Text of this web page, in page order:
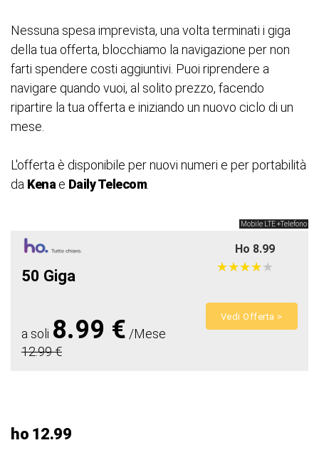
Nessuna spesa imprevista, una volta terminati i giga
della tua offerta, blocchiamo la navigazione per non
farti spendere costi aggiuntivi. Puoi riprendere a
navigare quando vuoi, al solito prezzo, facendo
ripartire la tua offerta e iniziando un nuovo ciclo di un
mese.
L'offerta è disponibile per nuovi numeri e per portabilità
da Kena e Daily Telecom
Mobile LTE +Telefono
Ho 8.99
50 Giga
★★★★★
★★★★★
a soli 8.99 € /Mese
12.99 €
Vedi Offerta >
ho 12.99